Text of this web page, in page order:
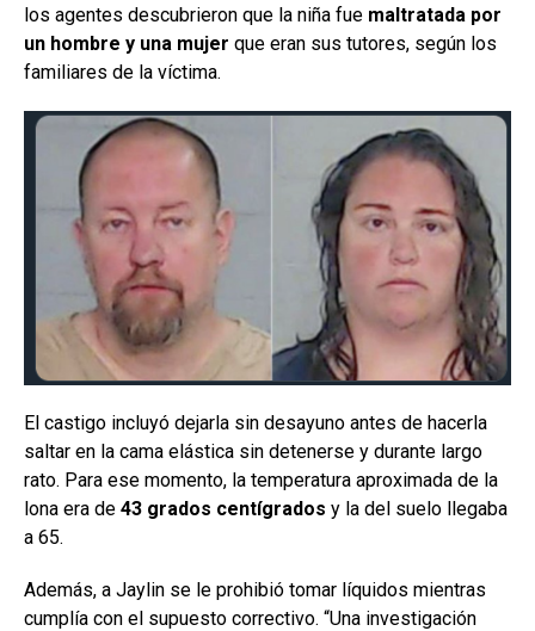
los agentes descubrieron que la niña fue maltratada por
un hombre y una mujer que eran sus tutores, según los
familiares de la víctima.
El castigo incluyó dejarla sin desayuno antes de hacerla
saltar en la cama elástica sin detenerse y durante largo
rato. Para ese momento, la temperatura aproximada de la
lona era de 43 grados centígrados y la del suelo llegaba
a 65.
Además, a Jaylin se le prohibió tomar líquidos mientras
cumplía con el supuesto correctivo. “Una investigación